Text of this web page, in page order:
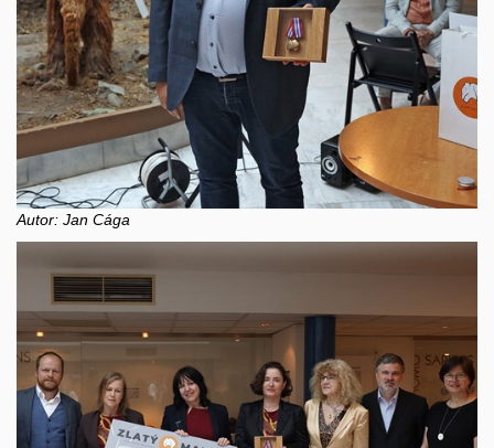
Autor: Jan Cága